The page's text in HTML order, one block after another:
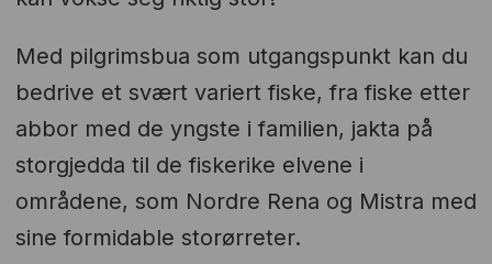
Med pilgrimsbua som utgangspunkt kan du
bedrive et svært variert fiske, fra fiske etter
abbor med de yngste i familien, jakta på
storgjedda til de fiskerike elvene i
områdene, som Nordre Rena og Mistra med
sine formidable storørreter.